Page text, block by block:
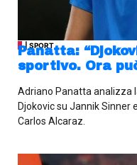
| SPORT
Panatta:
sportivo. Ora
Adriano Panatta analizza
Djokovic su Jannik Sinner
Carlos Alcaraz.